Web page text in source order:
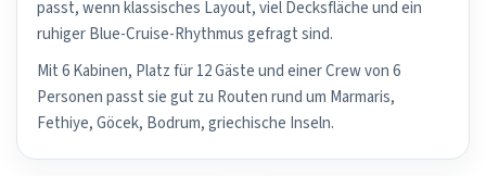
passt, wenn klassisches Layout, viel Decksfläche und ein
ruhiger Blue-Cruise-Rhythmus gefragt sind.
Mit 6 Kabinen, Platz für 12 Gäste und einer Crew von 6
Personen passt sie gut zu Routen rund um Marmaris,
Fethiye, Göcek, Bodrum, griechische Inseln.